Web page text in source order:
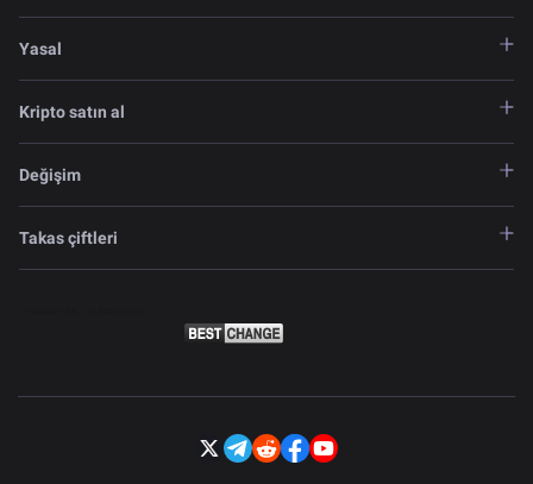
Yasal
Kripto satın al
Değişim
Takas çiftleri